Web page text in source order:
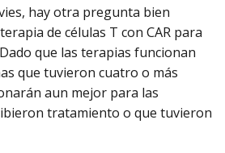
hay otra pregunta bien
de células T con CAR para
que las terapias funcionan
que tuvieron cuatro o más
aun mejor para las
tratamiento o que tuvieron